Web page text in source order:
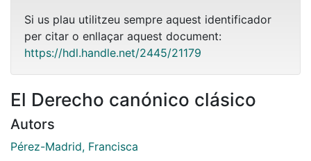
Si us plau utilitzeu sempre aquest identificador
per citar o enllaçar aquest document:
https://hdl.handle.net/2445/21179
El Derecho canónico clásico
Autors
Pérez-Madrid, Francisca